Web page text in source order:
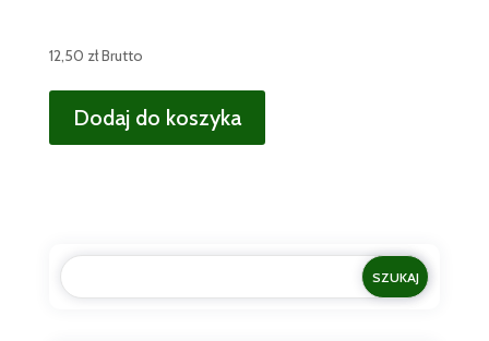
12,50 złBrutto
Dodaj do koszyka